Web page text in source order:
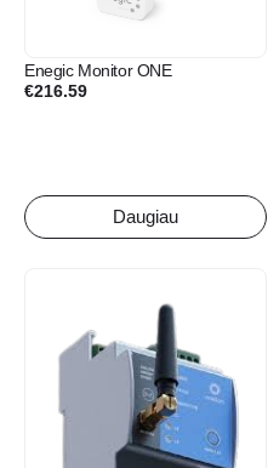
Enegic Monitor ONE
€216.59
Daugiau